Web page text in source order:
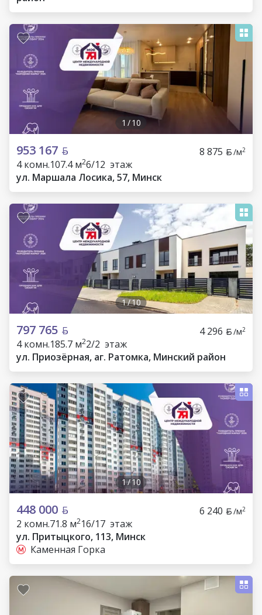
1 /10
953 167 8 875 /м2
4 комн.107.4 м26/12 этаж
ул. Маршала Лосика, 57, Минск
1/10
797 765 4 296 /м2
4 комн.185.7 м22/2 этаж
ул. Приозёрная, аг. Ратомка, Минский район
1/10
448 000 6 240 /м2
2 комн.71.8 м216/17 этаж
ул. Притыцкого, 113, Минск
Каменная Горка